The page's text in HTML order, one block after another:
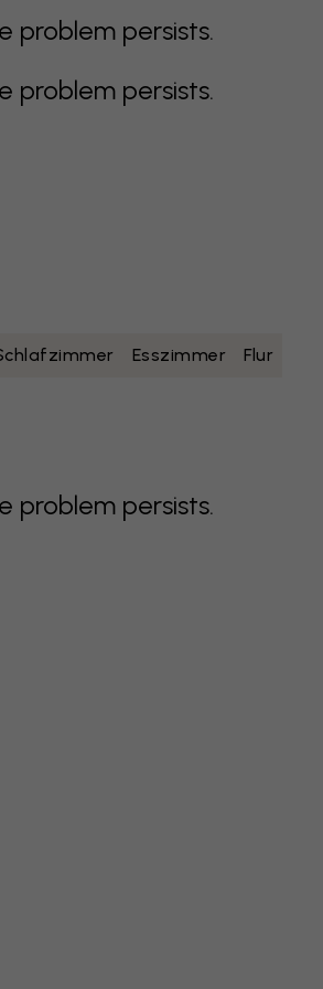
problem persists.
problem persists.
Esszimmer Flur
problem persists.